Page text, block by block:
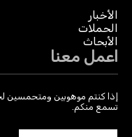
الأخبار
الحملات
الأبحاث
اعمل معنا
إذا كنتم موهوبين ومتحمسين
تسمع منكم.